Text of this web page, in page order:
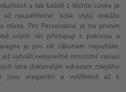
a tak každé z těchto cuvée je
až neuvěřitelné, kolik stylů dokáže
místa. Pro Persevalovi je na prvním
svých vín přistupují s pokorou a
je pro ně zákonem nejvyšším.
jež vytváří nekonečné množství variací
vína dokonalým odrazem zdejšího
jsou elegantní a vytříbená až k